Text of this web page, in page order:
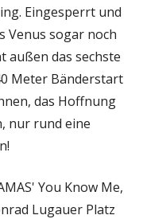
Eingesperrt und
Venus sogar noch
außen das sechste
Meter Bänderstart
das Hoffnung
nur rund eine
You Know Me,
Lugauer Platz